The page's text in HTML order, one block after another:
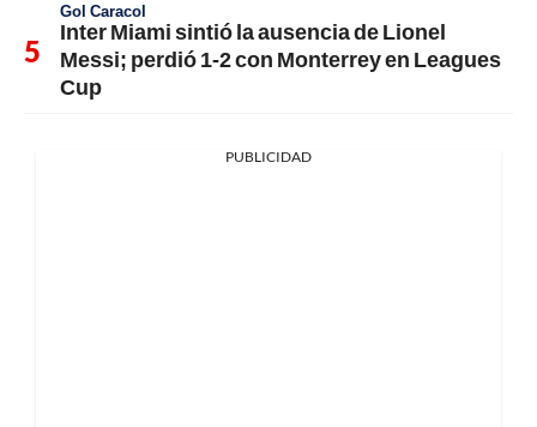
Gol Caracol
Inter Miami sintió la ausencia de Lionel
Messi; perdió 1-2 con Monterrey en Leagues
Cup
PUBLICIDAD